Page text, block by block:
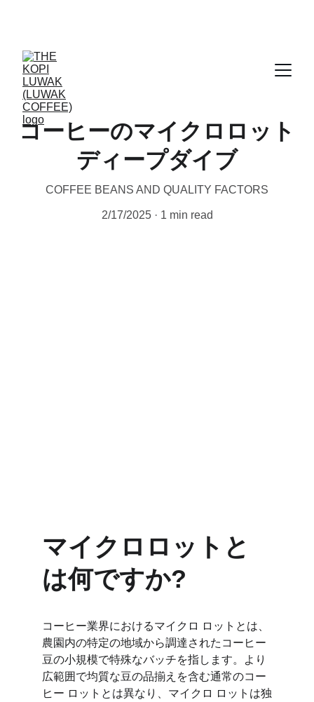
コーヒーのマイクロロット
ディープダイブ
COFFEE BEANS AND QUALITY FACTORS
2/17/2025 1 min read
マイクロロットと
は何ですか?
コーヒー業界におけるマイクロ ロットとは、
農園内の特定の地域から調達されたコーヒー
豆の小規模で特殊なバッチを指します。より
広範囲で均質な豆の品揃えを含む通常のコー
ヒー ロットとは異なり、マイクロ ロットは独